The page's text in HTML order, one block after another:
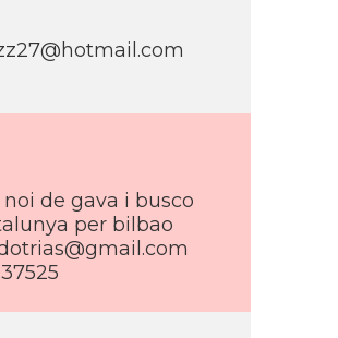
de gava i busco
per bilbao